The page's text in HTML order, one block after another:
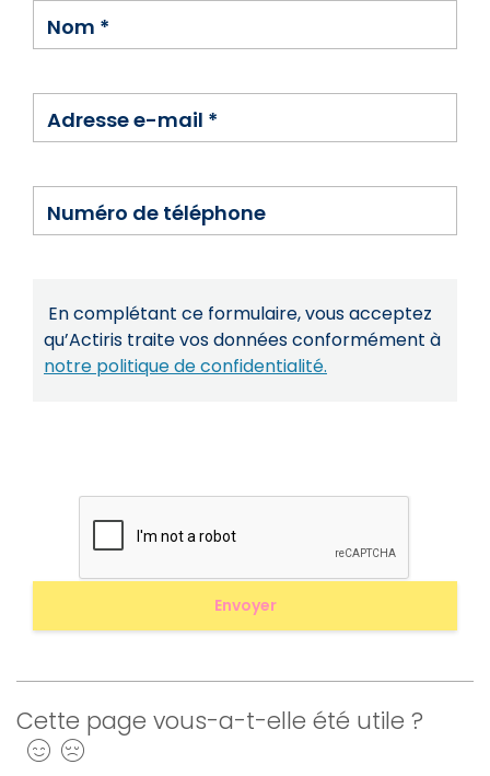
Nom *
Adresse e-mail *
Numéro de téléphone
En complétant ce formulaire, vous acceptez
qu’Actiris traite vos données conformément à
notre politique de confidentialité.
Cette page vous-a-t-elle été utile ?
Oui